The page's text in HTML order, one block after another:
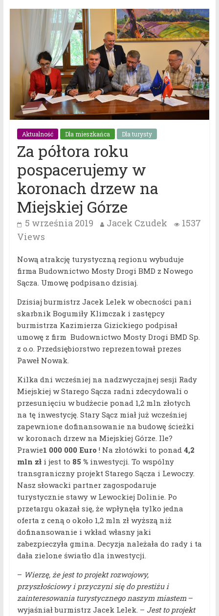
Aktualność Dla mieszkańca Dla turysty
Za półtora roku
pospacerujemy w
koronach drzew na
Miejskiej Górze
5 września 2019 Jacek Czudek
1537
Views
Nową atrakcję turystyczną regionu wybuduje
firma Budownictwo Mosty Drogi BMD z Nowego
Sącza. Umowę podpisano dzisiaj.
Dzisiaj burmistrz Jacek Lelek w obecności pani
skarbnik Bogumiły Klimczak i zastępcy
burmistrza Kazimierza Gizickiego podpisał
umowę z firm Budownictwo Mosty Drogi BMD Sp.
z o.o. Przedsiębiorstwo reprezentował prezes
Paweł Nowak.
Kilka dni wcześniej na nadzwyczajnej sesji Rady
Miejskiej w Starego Sącza radni zdecydowali o
przesunięciu w budżecie ponad 1,2 mln złotych
na tę inwestycję. Stary Sącz miał już wcześniej
zapewnione dofinansowanie na budowę ścieżki
w koronach drzew na Miejskiej Górze. Ile?
Prawie1 000 000 Euro ! Na złotówki to ponad4,2
mln złi jest to 85 %inwestycji. To wspólny
transgraniczny projekt Starego Sącza i Lewoczy.
Nasz słowacki partner zagospodaruje
turystycznie stawy w Lewockiej Dolinie. Po
przetargu okazał się, że wpłynęła tylko jedna
oferta z ceną o około 1,2 mln zł wyższą niż
dofinansowanie i wkład własny jaki
zabezpieczyła gmina. Decyzja należała do rady i ta
dała zielone światło dla inwestycji.
– Wierzę, że jest to projekt rozwojowy,
przyszłościowy i przyczyni się do prestiżu i
zainteresowania turystycznego naszym miastem –
wyjaśniał burmistrz Jacek Lelek. – Jest to projekt